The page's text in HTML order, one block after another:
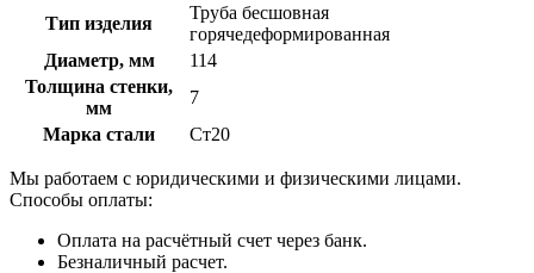
Тип изделия
Труба бесшовная
горячедеформированная
Диаметр, мм
114
Толщина стенки,
мм
7
Марка стали
Ст20
Мы работаем с юридическими и физическими лицами.
Способы оплаты:
Оплата на расчётный счет через банк.
Безналичный расчет.